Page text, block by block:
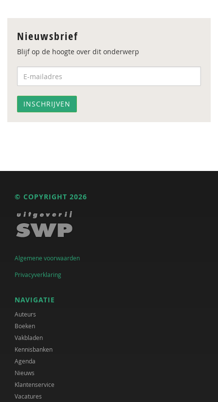
Nieuwsbrief
Blijf op de hoogte over dit onderwerp
© COPYRIGHT 2026
Algemene voorwaarden
Privacyverklaring
NAVIGATIE
Auteurs
Boeken
Vakbladen
Kennisbanken
Agenda
Nieuws
Klantenservice
Vacatures